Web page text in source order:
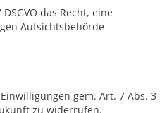
das Recht, eine
Aufsichtsbehörde
gem. Art. 7 Abs. 3
zu widerrufen.